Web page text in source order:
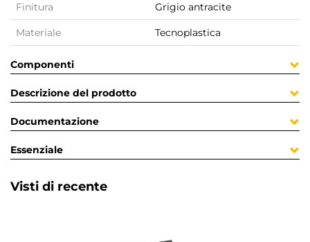
Finitura Grigio antracite
Materiale Tecnoplastica
Componenti
Descrizione del prodotto
Documentazione
Essenziale
Visti di recente